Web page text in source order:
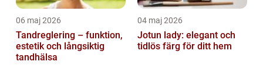
06 maj 2026
Tandreglering – funktion,
estetik och långsiktig
tandhälsa
04 maj 2026
Jotun lady: elegant och
tidlös färg för ditt hem